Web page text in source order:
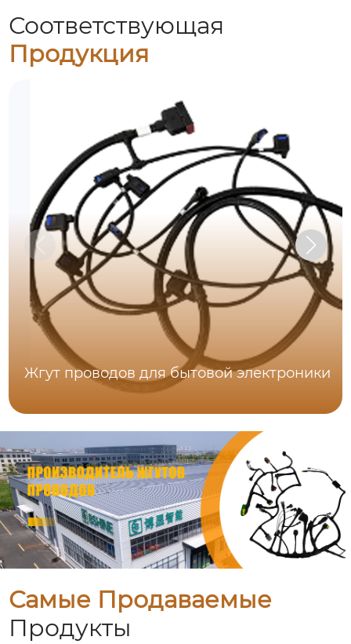
Соответствующая
Продукция
Жгут проводов для бытовой электроники
Самые Продаваемые
Продукты